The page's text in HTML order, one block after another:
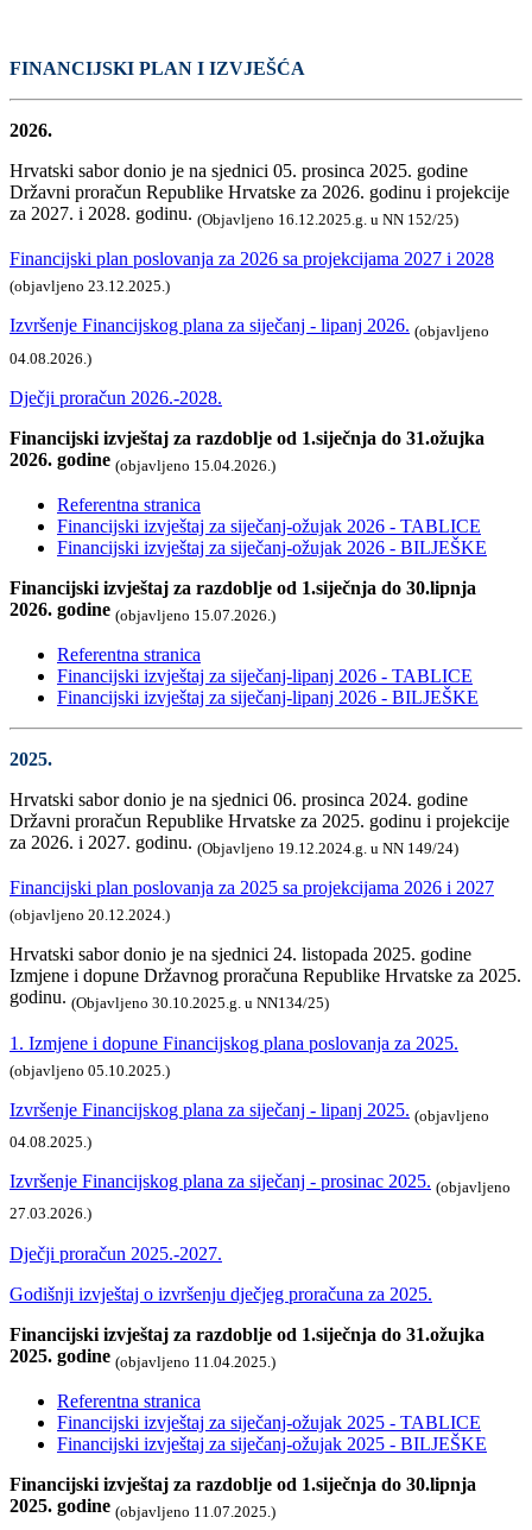
FINANCIJSKI PLAN I IZVJEŠĆA
2026.
Hrvatski sabor donio je na sjednici 05. prosinca 2025. godine
Državni proračun Republike Hrvatske za 2026. godinu i projekcije
za 2027. i 2028. godinu. (Objavljeno 16.12.2025.g. u NN 152/25)
Financijski plan poslovanja za 2026 sa projekcijama 2027 i 2028
(objavljeno 23.12.2025.)
Izvršenje Financijskog plana za siječanj - lipanj 2026. (objavljeno
04.08.2026.)
Dječji proračun 2026.-2028.
Financijski izvještaj za razdoblje od 1.siječnja do 31.ožujka
2026. godine (objavljeno 15.04.2026.)
Referentna stranica
Financijski izvještaj za siječanj-ožujak 2026 - TABLICE
Financijski izvještaj za siječanj-ožujak 2026 - BILJEŠKE
Financijski izvještaj za razdoblje od 1.siječnja do 30.lipnja
2026. godine (objavljeno 15.07.2026.)
Referentna stranica
Financijski izvještaj za siječanj-lipanj 2026 - TABLICE
Financijski izvještaj za siječanj-lipanj 2026 - BILJEŠKE
2025.
Hrvatski sabor donio je na sjednici 06. prosinca 2024. godine
Državni proračun Republike Hrvatske za 2025. godinu i projekcije
za 2026. i 2027. godinu. (Objavljeno 19.12.2024.g. u NN 149/24)
Financijski plan poslovanja za 2025 sa projekcijama 2026 i 2027
(objavljeno 20.12.2024.)
Hrvatski sabor donio je na sjednici 24. listopada 2025. godine
Izmjene i dopune Državnog proračuna Republike Hrvatske za 2025.
godinu. (Objavljeno 30.10.2025.g. u NN134/25)
1. Izmjene i dopune Financijskog plana poslovanja za 2025.
(objavljeno 05.10.2025.)
Izvršenje Financijskog plana za siječanj - lipanj 2025. (objavljeno
04.08.2025.)
Izvršenje Financijskog plana za siječanj - prosinac 2025. (objavljeno
27.03.2026.)
Dječji proračun 2025.-2027.
Godišnji izvještaj o izvršenju dječjeg proračuna za 2025.
Financijski izvještaj za razdoblje od 1.siječnja do 31.ožujka
2025. godine (objavljeno 11.04.2025.)
Referentna stranica
Financijski izvještaj za siječanj-ožujak 2025 - TABLICE
Financijski izvještaj za siječanj-ožujak 2025 - BILJEŠKE
Financijski izvještaj za razdoblje od 1.siječnja do 30.lipnja
2025. godine (objavljeno 11.07.2025.)